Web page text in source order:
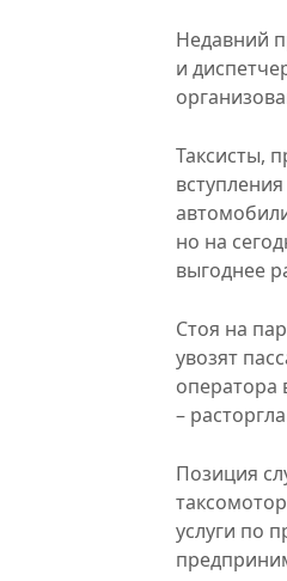
Недавний
и
Таксисты,
но на
выгоднее
Стоя на
увозят
оператора
–
Позиция
услуги по